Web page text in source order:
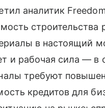
аналитик
в настоящий
и рабочая сила — в
требуют
кредитов для